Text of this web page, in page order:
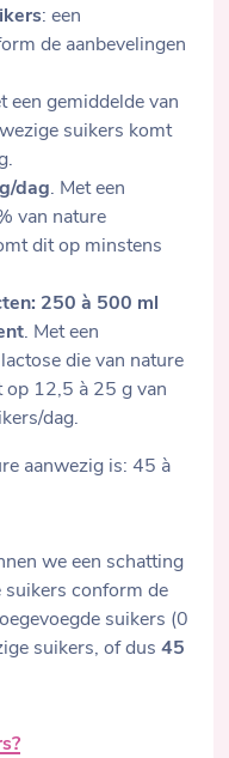
: een
de aanbevelingen
een gemiddelde van
suikers komt
dag. Met een
van nature
dit op minstens
250 à 500 ml
. Met een
die van nature
op 12,5 à 25 g van
dag.
aanwezig is: 45 à
we een schatting
suikers conform de
suikers (0
suikers, of dus45